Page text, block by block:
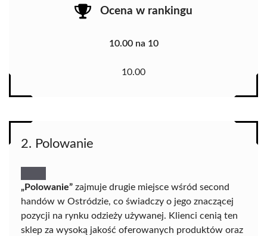
Ocena w rankingu
10.00 na 10
10.00
2. Polowanie
„Polowanie” zajmuje drugie miejsce wśród second
handów w Ostródzie, co świadczy o jego znaczącej
pozycji na rynku odzieży używanej. Klienci cenią ten
sklep za wysoką jakość oferowanych produktów oraz